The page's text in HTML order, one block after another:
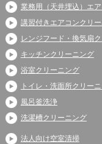
業務用（天井埋込）エ
講習付きエアコンクリ
レンジフード・換気扇
キッチンクリーニング
浴室クリーニング
トイレ・洗面所クリー
風呂釜洗浄
洗濯槽クリーニング
法人向け空室清掃